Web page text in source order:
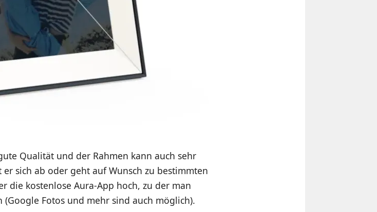
Qualität und der Rahmen kann auch sehr
sich ab oder geht auf Wunsch zu bestimmten
die kostenlose Aura-App hoch, zu der man
Fotos und mehr sind auch möglich).